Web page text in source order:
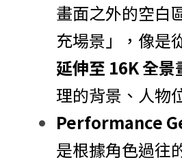
畫面之外的空白
充場景」，像是
延伸至 16K 全景
理的背景、人物
Performance
是根據角色過往